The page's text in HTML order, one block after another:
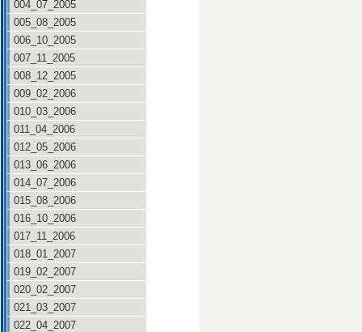
004_07_2005
005_08_2005
006_10_2005
007_11_2005
008_12_2005
009_02_2006
010_03_2006
011_04_2006
012_05_2006
013_06_2006
014_07_2006
015_08_2006
016_10_2006
017_11_2006
018_01_2007
019_02_2007
020_02_2007
021_03_2007
022_04_2007